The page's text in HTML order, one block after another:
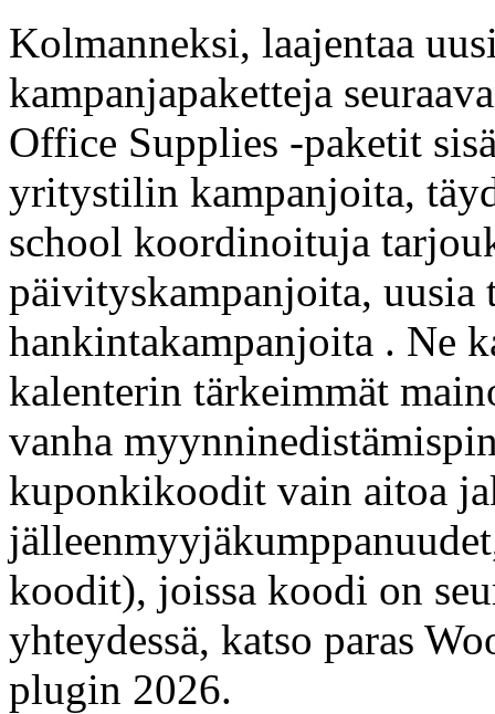
Kolmanneksi, laajentaa
kampanjapaketteja
Office Supplies -paketit
yritystilin kampanjoita,
school koordinoituja
päivityskampanjoita,
hankintakampanjoita . Ne
kalenterin tärkeimmät
vanha
kuponkikoodit vain aitoa
koodit), joissa koodi on
yhteydessä, katso paras
plugin 2026.